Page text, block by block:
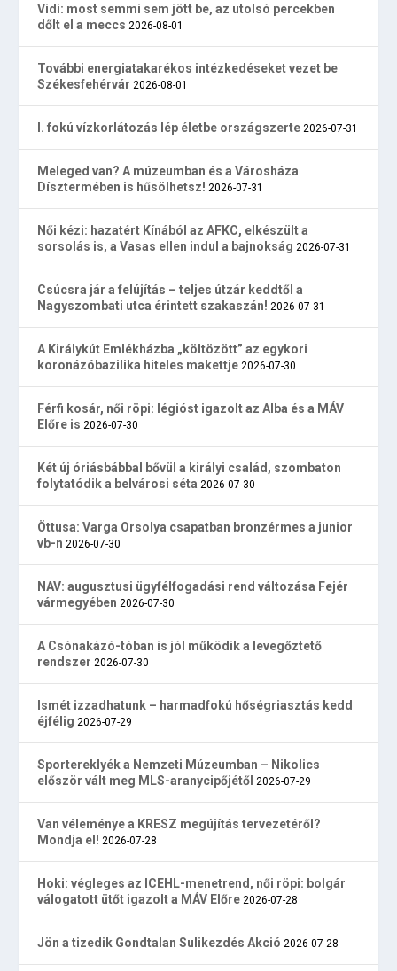
Vidi: most semmi sem jött be, az utolsó percekben
dőlt el a meccs 2026-08-01
További energiatakarékos intézkedéseket vezet be
Székesfehérvár 2026-08-01
I. fokú vízkorlátozás lép életbe országszerte 2026-07-31
Meleged van? A múzeumban és a Városháza
Dísztermében is hűsölhetsz! 2026-07-31
Női kézi: hazatért Kínából az AFKC, elkészült a
sorsolás is, a Vasas ellen indul a bajnokság 2026-07-31
Csúcsra jár a felújítás – teljes útzár keddtől a
Nagyszombati utca érintett szakaszán! 2026-07-31
A Királykút Emlékházba „költözött” az egykori
koronázóbazilika hiteles makettje 2026-07-30
Férfi kosár, női röpi: légióst igazolt az Alba és a MÁV
Előre is 2026-07-30
Két új óriásbábbal bővül a királyi család, szombaton
folytatódik a belvárosi séta 2026-07-30
Öttusa: Varga Orsolya csapatban bronzérmes a junior
vb-n 2026-07-30
NAV: augusztusi ügyfélfogadási rend változása Fejér
vármegyében 2026-07-30
A Csónakázó-tóban is jól működik a levegőztető
rendszer 2026-07-30
Ismét izzadhatunk – harmadfokú hőségriasztás kedd
éjfélig 2026-07-29
Sportereklyék a Nemzeti Múzeumban – Nikolics
először vált meg MLS-aranycipőjétől 2026-07-29
Van véleménye a KRESZ megújítás tervezetéről?
Mondja el! 2026-07-28
Hoki: végleges az ICEHL-menetrend, női röpi: bolgár
válogatott ütőt igazolt a MÁV Előre 2026-07-28
Jön a tizedik Gondtalan Sulikezdés Akció 2026-07-28